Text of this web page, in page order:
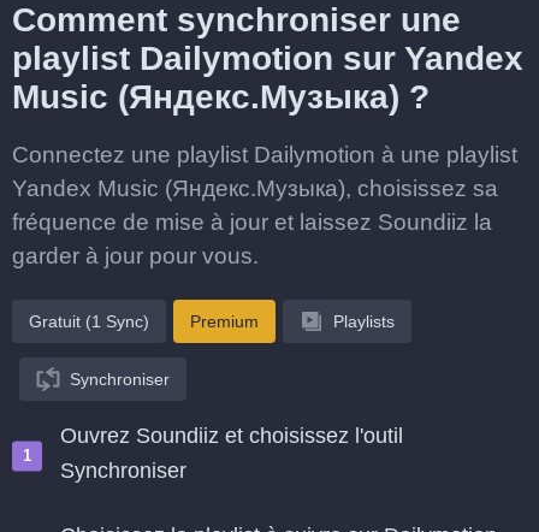
Comment synchroniser une
playlist Dailymotion sur Yandex
Music (Яндекс.Музыка) ?
Connectez une playlist Dailymotion à une playlist
Yandex Music (Яндекс.Музыка), choisissez sa
fréquence de mise à jour et laissez Soundiiz la
garder à jour pour vous.
Gratuit (1 Sync) Premium Playlists
Synchroniser
Ouvrez Soundiiz et choisissez l'outil
Synchroniser